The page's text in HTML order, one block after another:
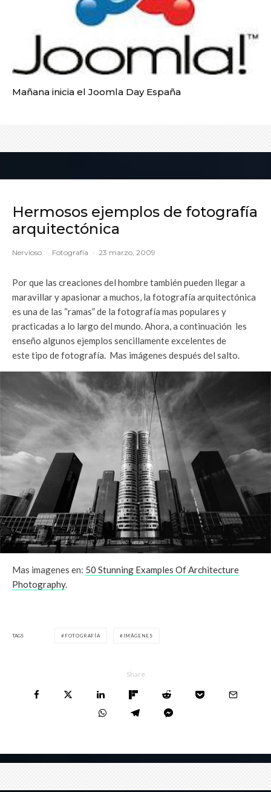
Mañana inicia el Joomla Day España
Hermosos ejemplos de fotografía
arquitectónica
Nervioso · Fotografía · 23 marzo, 2009
Por que las creaciones del hombre también pueden llegar a
maravillar y apasionar a muchos, la fotografía arquitectónica
es una de las “ramas” de la fotografía mas populares y
practicadas a lo largo del mundo. Ahora, a continuación les
enseño algunos ejemplos sencillamente excelentes de
este tipo de fotografía. Mas imágenes después del salto.
Mas imagenes en: 50 Stunning Examples Of Architecture
Photography.
TAGS FOTOGRAFÍA IMÁGENES
Share